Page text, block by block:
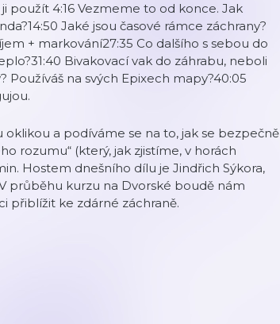
použít 4:16 Vezmeme to od konce. Jak
Jaké jsou časové rámce záchrany?
+ markování27:35 Co dalšího s sebou do
Bivakovací vak do záhrabu, neboli
Používáš na svých Epixech mapy?40:05
a podíváme se na to, jak se bezpečně
rozumu“ (který, jak zjistíme, v horách
Hostem dnešního dílu je Jindřich Sýkora,
průběhu kurzu na Dvorské boudě nám
přiblížit ke zdárné záchraně.